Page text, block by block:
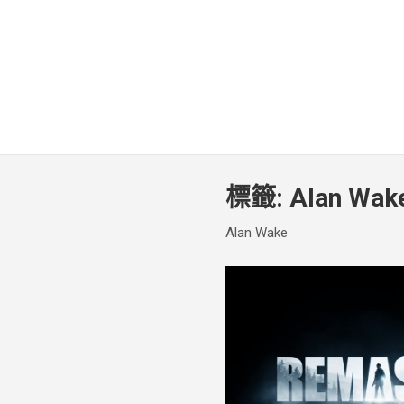
標籤:Alan
Alan Wake